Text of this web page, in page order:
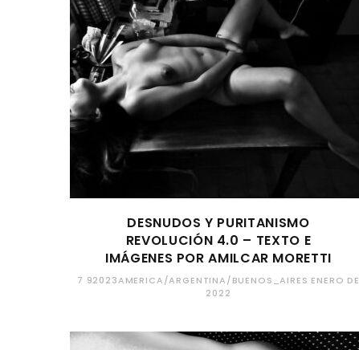
DESNUDOS Y PURITANISMO
REVOLUCIÓN 4.0 – TEXTO E
IMÁGENES POR AMILCAR MORETTI
7 92023AMERICA/ARGENTINA/BUENOS_AIRES ENERO DE
2022